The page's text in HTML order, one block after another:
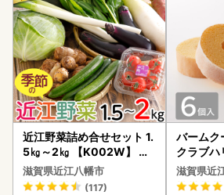
近江野菜詰め合せセット 1.
5㎏～2㎏ 【K002W】 野
菜 旬 新鮮
滋賀県近江八幡市
(117)
バーム
クラブハ
アボック
ン
滋賀県近